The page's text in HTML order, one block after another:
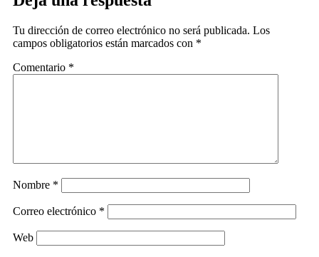
Tu dirección de correo electrónico no será publicada. Los
campos obligatorios están marcados con *
Comentario *
Nombre *
Correo electrónico *
Web